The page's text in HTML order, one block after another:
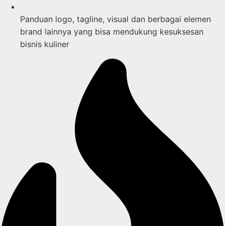
Panduan logo, tagline, visual dan berbagai elemen
brand lainnya yang bisa mendukung kesuksesan
bisnis kuliner